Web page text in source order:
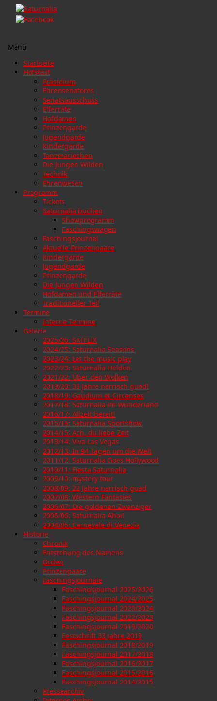
Menü
Zum
Inhalt
Startseite
Hofstaat
Präsidium
Ehrensenatores
Senatsausschuss
Elferräte
Hofdamen
Prinzengarde
Jugendgarde
Kindergarde
Tanzmariechen
Die Jungen Wilden
Technik
Ehrenwesen
Programm
Tickets
Saturnalia buchen
Showprogramm
Faschingswagen
Faschingsjournal
Aktuelle Prinzenpaare
Kindergarde
Jugendgarde
Prinzengarde
Die Jungen Wilden
Hofdamen und Elferräte
Traditioneller Teil
Termine
Interne Termine
Galerie
2025/26: SATFLIX
2024/25: Saturnalia Seasons
2023/24: Let the music play
2022/23: Saturnalia Helden
2021/22: Über den Wolken
2019/20: 33 Jahre narrisch guad!
2018/19: Gaudium et Circenses
2017/18: Saturnalia im Wunderland
2016/17: Allzeit bereit!
2015/16: Saturnalia Sportshow
2014/15: Ach, du liebe Zeit
2013/14: Viva Las Vegas
2012/13: In 94 Tagen um die Welt
2011/12: Saturnalia Goes Hollywood
2010/11: Fiesta Saturnalia
2009/10: mystery tour
2008/09: 22 Jahre narrisch guad
2007/08: Western Fantasies
2006/07: Die goldenen Zwanziger
2005/06: Saturnalia Ahoi!
2004/05: Carnevale di Venezia
Historie
Chronik
Entstehung des Namens
Orden
Prinzenpaare
Faschingsjournale
Faschingsjournal 2025/2026
Faschingsjournal 2024/2025
Faschingsjournal 2023/2024
Faschingsjournal 2022/2023
Faschingsjournal 2019/2020
Festschrift 33 Jahre 2019
Faschingsjournal 2018/2019
Faschingsjournal 2017/2018
Faschingsjournal 2016/2017
Faschingsjournal 2015/2016
Faschingsjournal 2014/2015
Pressearchiv